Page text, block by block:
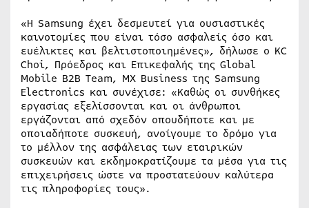
«Η Samsung έχει δεσμευτεί για ουσιαστικές
καινοτομίες που είναι τόσο ασφαλείς όσο και
ευέλικτες και βελτιστοποιημένες», δήλωσε ο KC
Choi, Πρόεδρος και Επικεφαλής της Global
Mobile B2B Team, MX Business της Samsung
Electronics και συνέχισε: «Καθώς οι συνθήκες
εργασίας εξελίσσονται και οι άνθρωποι
εργάζονται από σχεδόν οπουδήποτε και με
οποιαδήποτε συσκευή, ανοίγουμε το δρόμο για
το μέλλον της ασφάλειας των εταιρικών
συσκευών και εκδημοκρατίζουμε τα μέσα για τις
επιχειρήσεις ώστε να προστατεύουν καλύτερα
τις πληροφορίες τους».